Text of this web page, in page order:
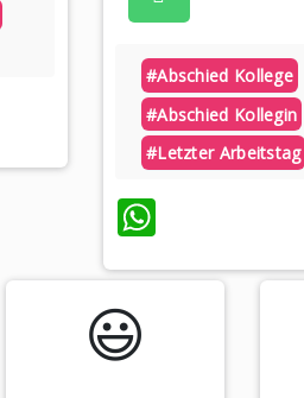
#abschied Kollege
#abschied Kollegin
#letzter Arbeitstag
😃️